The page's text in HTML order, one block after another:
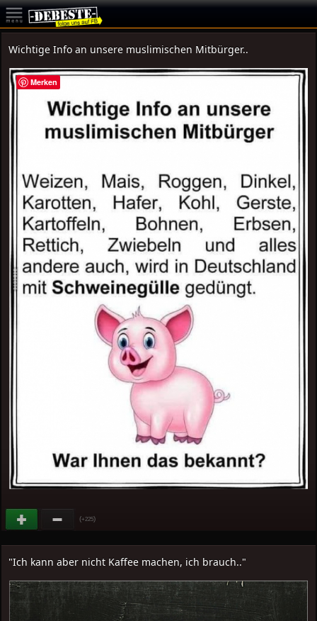
Wichtige Info an unsere muslimischen Mitbürger..
(+225)
"Ich kann aber nicht Kaffee machen, ich brauch.."
Merken